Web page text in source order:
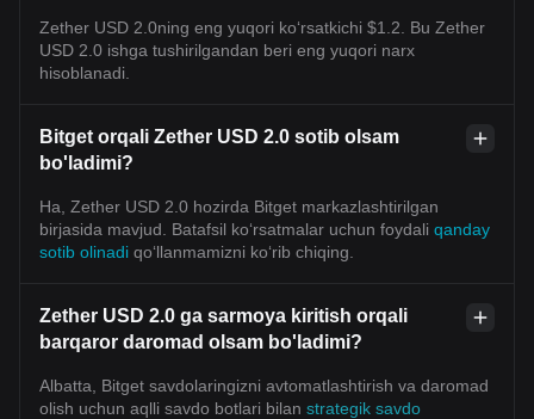
Zether USD 2.0ning eng yuqori ko‘rsatkichi $1.2. Bu Zether
USD 2.0 ishga tushirilgandan beri eng yuqori narx
hisoblanadi.
Bitget orqali Zether USD 2.0 sotib olsam
bo'ladimi?
Ha, Zether USD 2.0 hozirda Bitget markazlashtirilgan
birjasida mavjud. Batafsil koʻrsatmalar uchun foydali qanday
sotib olinadi qoʻllanmamizni koʻrib chiqing.
Zether USD 2.0 ga sarmoya kiritish orqali
barqaror daromad olsam bo'ladimi?
Albatta, Bitget savdolaringizni avtomatlashtirish va daromad
olish uchun aqlli savdo botlari bilan strategik savdo